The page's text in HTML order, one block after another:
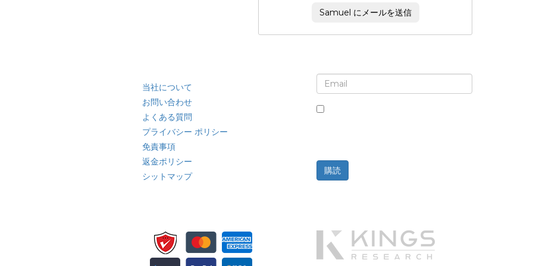
Samuel にメールを送信
当社について
お問い合わせ
よくある質問
プライバシー ポリシー
免責事項
返金ポリシー
シットマップ
購読